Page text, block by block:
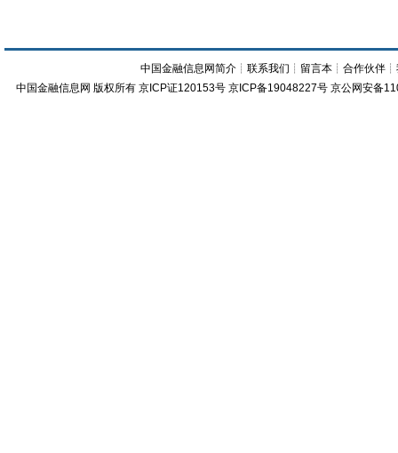
中国金融信息网简介 ┊联系我们 ┊ 留言本 ┊合作伙伴 ┊
中国金融信息网 版权所有 京ICP证120153号 京ICP备19048227号 京公网安备